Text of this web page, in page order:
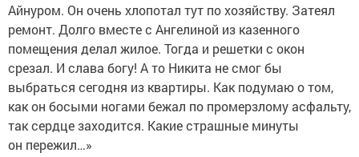
Айнуром. Он очень хлопотал тут по хозяйству. Затеял
ремонт. Долго вместе с Ангелиной из казенного
помещения делал жилое. Тогда и решетки с окон
срезал. И слава богу! А то Никита не смог бы
выбраться сегодня из квартиры. Как подумаю о том,
как он босыми ногами бежал по промерзлому асфальту,
так сердце заходится. Какие страшные минуты
он пережил…»